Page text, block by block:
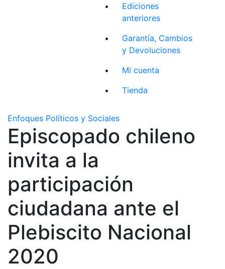
Ediciones
anteriores
Garantía, Cambios
y Devoluciones
Mi cuenta
Tienda
Enfoques Políticos y Sociales
Episcopado chileno
invita a la
participación
ciudadana ante el
Plebiscito Nacional
2020